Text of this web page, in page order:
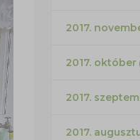
2017.
2017. október
2017.
2017.